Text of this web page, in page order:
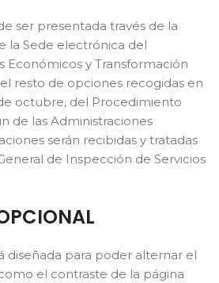
ser presentada través de la
la Sede electrónica del
Económicos y Transformación
resto de opciones recogidas en
de octubre, del Procedimiento
de las Administraciones
serán recibidas y tratadas
de Inspección de Servicios
diseñada para poder alternar el
el contraste de la página